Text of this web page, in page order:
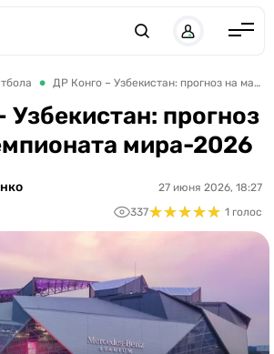
Англия
Испания
Германия
Франция
ЛЧ
ЛЕ
ЧЕ-2028
ДР Конго – Узбекистан: прогноз на матч чемпионата мира-2026
Узбекистан: прогноз
мира-2026
27 июня 2026, 18:27
337★★★★★
★★★★★ 1 голос